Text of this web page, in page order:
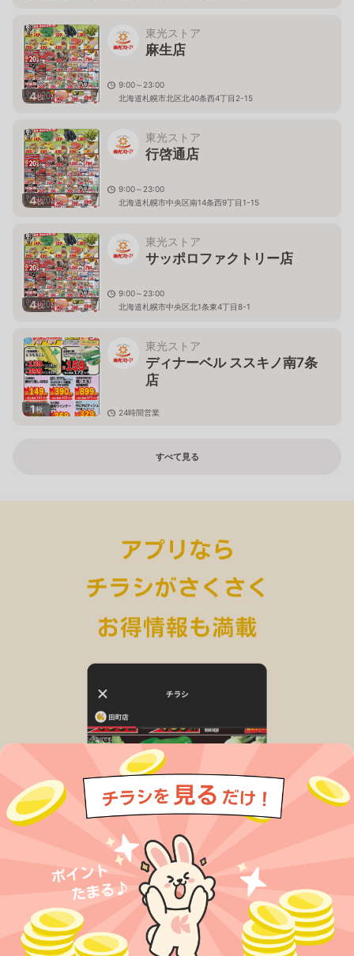
4枚
東光ストア
麻生店
9:00～23:00
北海道札幌市北区北40条西4丁目2-15
4枚
東光ストア
行啓通店
9:00～23:00
北海道札幌市中央区南14条西9丁目1-15
4枚
東光ストア
サッポロファクトリー店
9:00～23:00
北海道札幌市中央区北1条東4丁目8-1
1枚
東光ストア
ディナーベル ススキノ南7条
店
24時間営業
すべて見る